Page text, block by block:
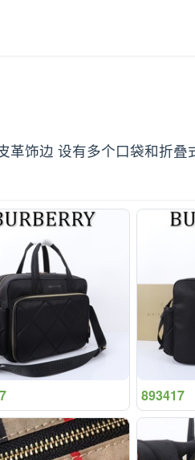
革饰边 设有多个口袋和折
893417